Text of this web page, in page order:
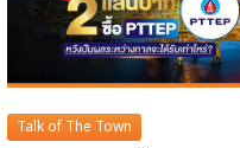
Talk of The Town